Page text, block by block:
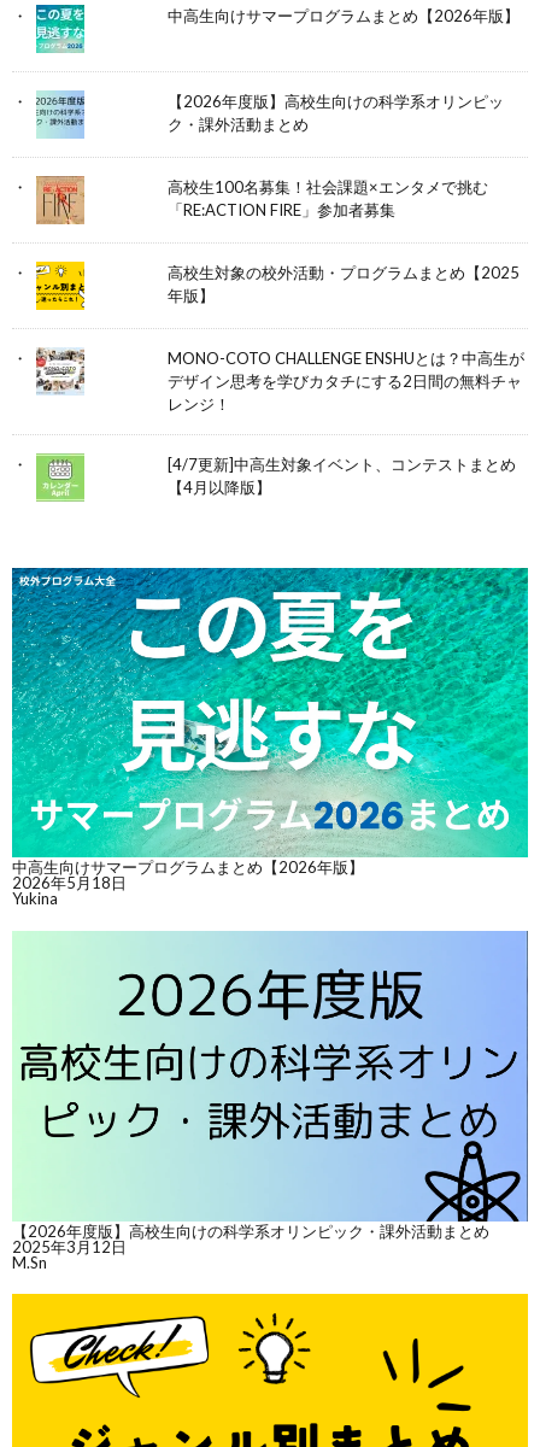
中高生向けサマープログラムまとめ【2026年版】
【2026年度版】高校生向けの科学系オリンピッ
ク・課外活動まとめ
高校生100名募集！社会課題×エンタメで挑む
「RE:ACTION FIRE」参加者募集
高校生対象の校外活動・プログラムまとめ【2025
年版】
MONO-COTO CHALLENGE ENSHUとは？中高生が
デザイン思考を学びカタチにする2日間の無料チャ
レンジ！
[4/7更新]中高生対象イベント、コンテストまとめ
【4月以降版】
中高生向けサマープログラムまとめ【2026年版】
2026年5月18日
Yukina
【2026年度版】高校生向けの科学系オリンピック・課外活動まとめ
2025年3月12日
M.Sn